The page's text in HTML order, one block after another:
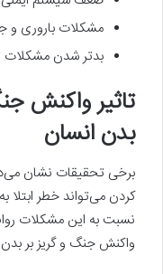
مشکلات باروری و
بدتر شدن مشکلات
تاثیر واکنش
بدن انسان
برخی تحقیقات نشان
کردن می‌تواند خطر ابتلا
نسبت به این مشکلات
واکنش جنگ و گریز بر بدن